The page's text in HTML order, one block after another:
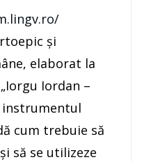
și
elaborat la
Iordan –
instrumentul
cum trebuie să
să se utilizeze